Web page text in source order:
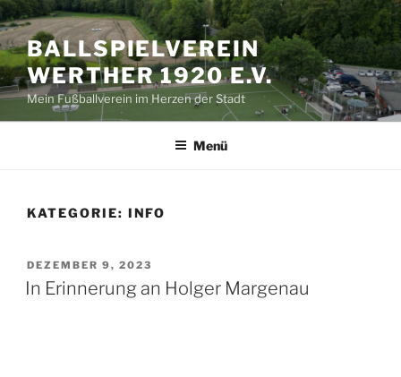
Zum
Inhalt
springenBALLSPIELVEREIN
WERTHER 1920 E.V.
Mein Fußballverein im Herzen der Stadt
Menü
KATEGORIE: INFO
VERÖFFENTLICHT
AM
DEZEMBER 9, 2023
In Erinnerung an Holger Margenau